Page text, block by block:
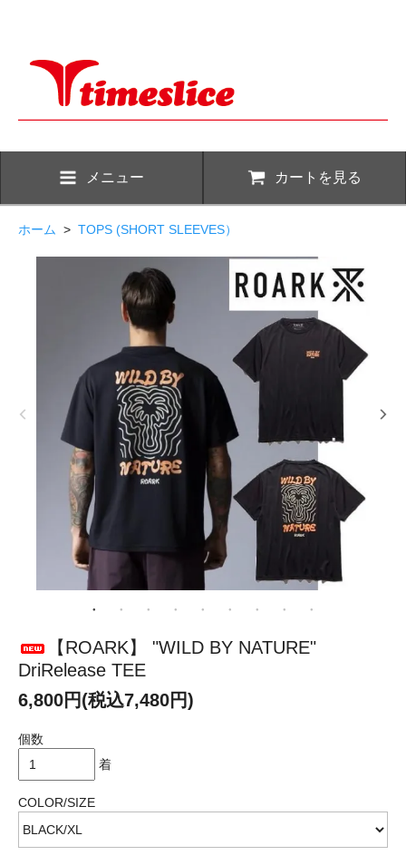
メニュー カートを見る
ホーム > TOPS (SHORT SLEEVES）
【ROARK】 "WILD BY NATURE"
DriRelease TEE
6,800円(税込7,480円)
個数
着
COLOR/SIZE